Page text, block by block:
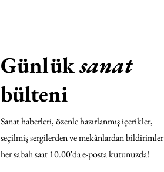
Günlüksanat
bülteni
Sanat haberleri, özenle hazırlanmış içerikler,
seçilmiş sergilerden ve mekânlardan bildirimler
her sabah saat 10.00'da e-posta kutunuzda!